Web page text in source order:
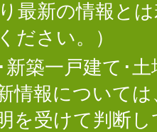
最新の情報と
ださい。）
築一戸建て･
情報について
を受けて判断